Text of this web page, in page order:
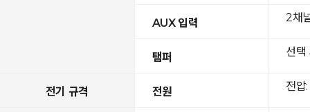
AUX 입력
탬퍼
전기 규격 전원
2채
선택
전압